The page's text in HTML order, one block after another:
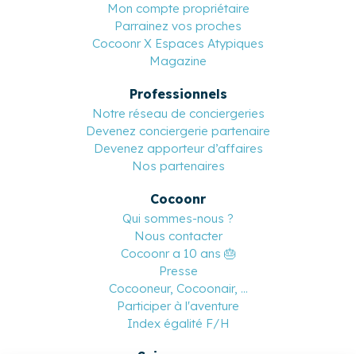
Mon compte propriétaire
Parrainez vos proches
Cocoonr X Espaces Atypiques
Magazine
Professionnels
Notre réseau de conciergeries
Devenez conciergerie partenaire
Devenez apporteur d’affaires
Nos partenaires
Cocoonr
Qui sommes-nous ?
Nous contacter
Cocoonr a 10 ans 🎂
Presse
Cocooneur, Cocoonair, ...
Participer à l'aventure
Index égalité F/H